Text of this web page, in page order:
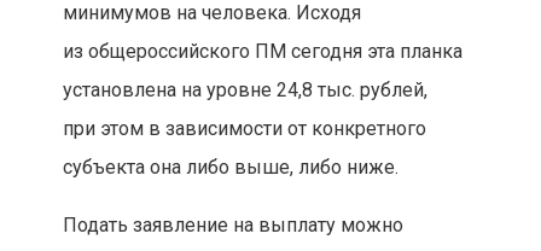
минимумов на человека. Исходя
из общероссийского ПМ сегодня эта планка
установлена на уровне 24,8 тыс. рублей,
при этом в зависимости от конкретного
субъекта она либо выше, либо ниже.
Подать заявление на выплату можно